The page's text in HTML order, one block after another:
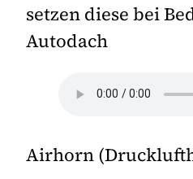
setzen diese bei
Autodach
Airhorn